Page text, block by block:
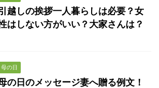
越しの挨拶一人暮らしは必要？女
はしない方がいい？大家さんは？
母の日
の日のメッセージ妻へ贈る例文！